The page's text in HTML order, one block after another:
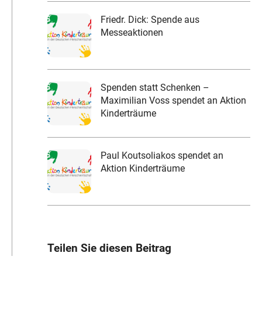
Friedr. Dick: Spende aus
Messeaktionen
Spenden statt Schenken –
Maximilian Voss spendet an Aktion
Kinderträume
Paul Koutsoliakos spendet an
Aktion Kinderträume
Teilen Sie diesen Beitrag